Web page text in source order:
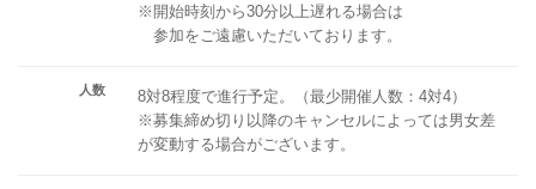
※開始時刻から30分以上遅れる場合は
参加をご遠慮いただいております。
人数
8対8程度で進行予定。（最少開催人数：4対4）
※募集締め切り以降のキャンセルによっては男女差
が変動する場合がございます。